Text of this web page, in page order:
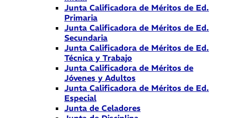
Junta Calificadora de Méritos de Ed.
Primaria
Junta Calificadora de Méritos de Ed.
Secundaria
Junta Calificadora de Méritos de Ed.
Técnica y Trabajo
Junta Calificadora de Méritos de
Jóvenes y Adultos
Junta Calificadora de Méritos de Ed.
Especial
Junta de Celadores